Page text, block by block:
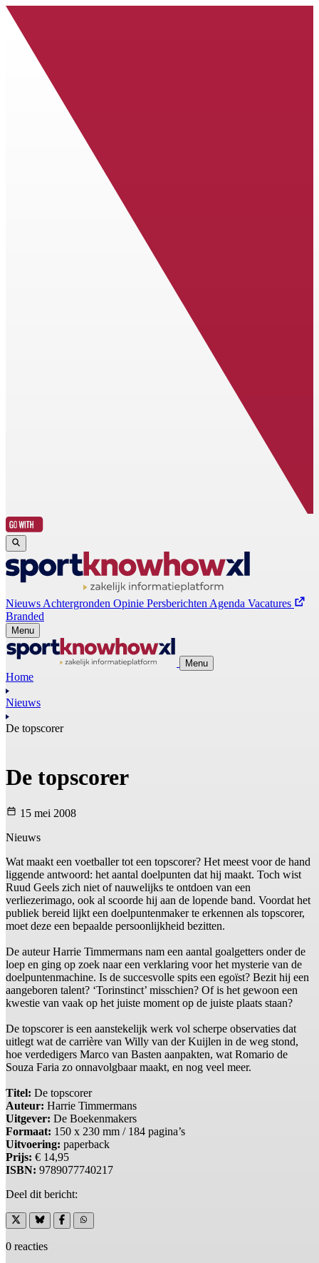
Nieuws Achtergronden Opinie Persberichten Agenda Vacatures
Branded
Menu
Menu
Home
Nieuws
De topscorer
De topscorer
15 mei 2008
Nieuws
Wat maakt een voetballer tot een topscorer? Het meest voor de hand
liggende antwoord: het aantal doelpunten dat hij maakt. Toch wist
Ruud Geels zich niet of nauwelijks te ontdoen van een
verliezerimago, ook al scoorde hij aan de lopende band. Voordat het
publiek bereid lijkt een doelpuntenmaker te erkennen als topscorer,
moet deze een bepaalde persoonlijkheid bezitten.
De auteur Harrie Timmermans nam een aantal goalgetters onder de
loep en ging op zoek naar een verklaring voor het mysterie van de
doelpuntenmachine. Is de succesvolle spits een egoïst? Bezit hij een
aangeboren talent? ‘Torinstinct’ misschien? Of is het gewoon een
kwestie van vaak op het juiste moment op de juiste plaats staan?
De topscorer is een aanstekelijk werk vol scherpe observaties dat
uitlegt wat de carrière van Willy van der Kuijlen in de weg stond,
hoe verdedigers Marco van Basten aanpakten, wat Romario de
Souza Faria zo onnavolgbaar maakt, en nog veel meer.
Titel: De topscorer
Auteur: Harrie Timmermans
Uitgever: De Boekenmakers
Formaat: 150 x 230 mm / 184 pagina’s
Uitvoering: paperback
Prijs: € 14,95
ISBN: 9789077740217
Deel dit bericht:
0 reacties